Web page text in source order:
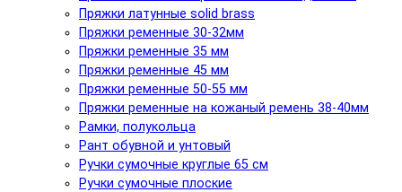
Пряжки латунные solid brass
Пряжки ременные 30-32мм
Пряжки ременные 35 мм
Пряжки ременные 45 мм
Пряжки ременные 50-55 мм
Пряжки ременные на кожаный ремень 38-40мм
Рамки, полукольца
Рант обувной и унтовый
Ручки сумочные круглые 65 см
Ручки сумочные плоские